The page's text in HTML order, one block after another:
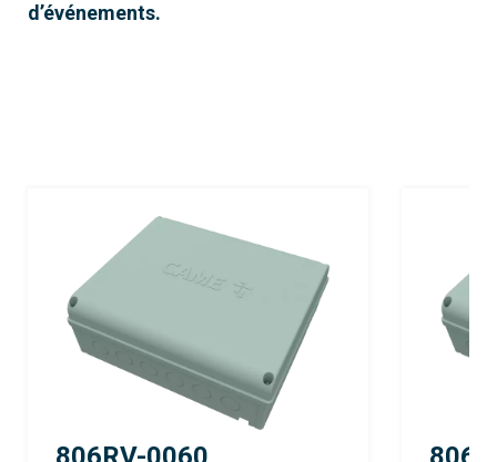
d’événements.